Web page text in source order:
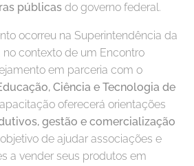
públicas do governo federal.
ocorreu na Superintendência da
no contexto de um Encontro
em parceria com o
Ciência e Tecnologia de
oferecerá orientações
gestão e comercialização
de ajudar associações e
a vender seus produtos em